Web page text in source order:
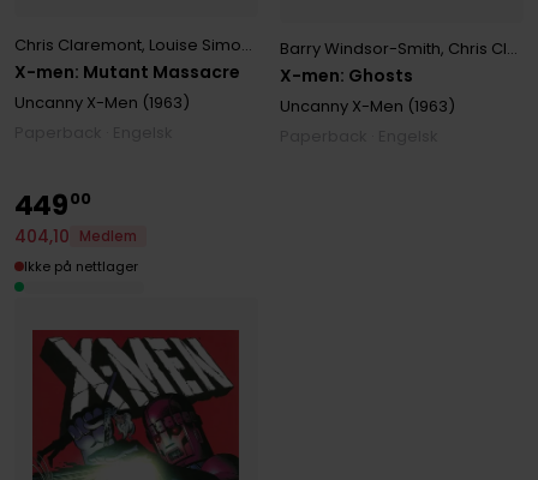
X-men: Mutant Massacre
Chris Claremont, Louise Simonson ,Walter Simonson
Uncanny X-Men (1963)
X-men: Ghosts
Barry Windsor-Smith, Chris Claremont
Uncanny X-Men (1963)
44900
404,10
Medlem
Ikke på nettlager